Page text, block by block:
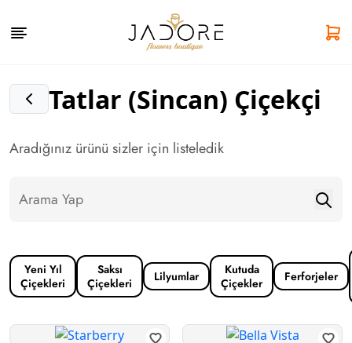
Tatlar (Sincan) Çiçekçi
Aradığınız ürünü sizler için listeledik
Yeni Yıl
Çiçekleri
Saksı
Çiçekleri
Lilyumlar
Kutuda
Çiçekler
Ferforjeler